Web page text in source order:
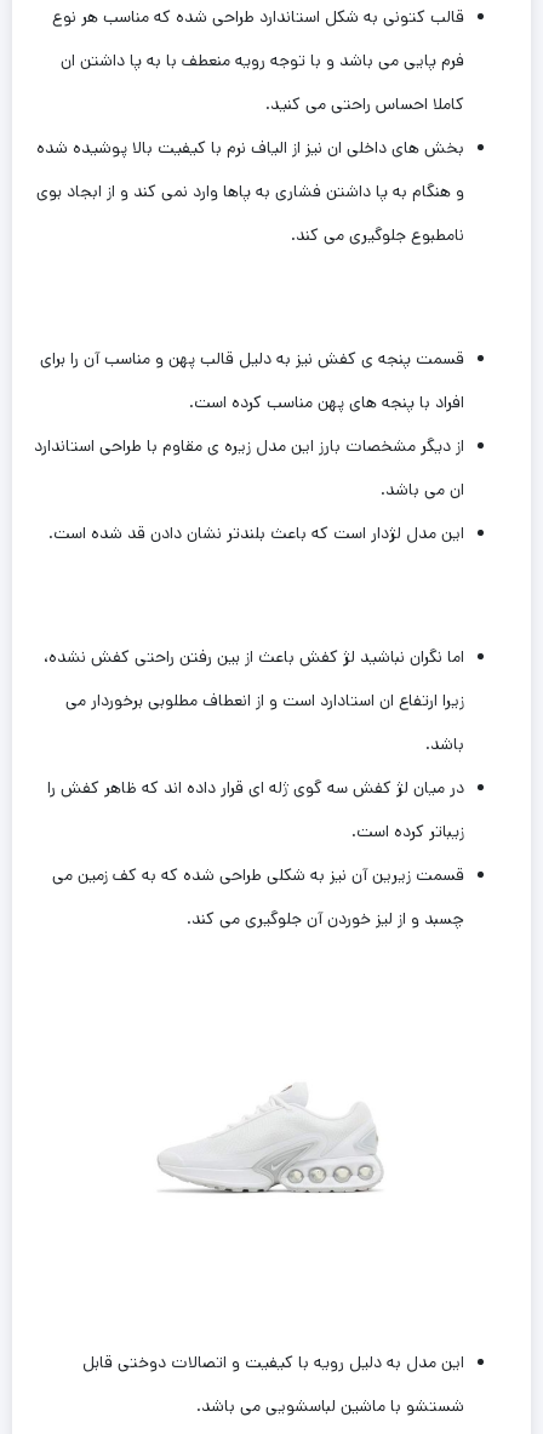
قالب کتونی به شکل استاندارد طراحی شده که مناسب هر نوع
فرم پایی می باشد و با توجه رویه منعطف با به پا داشتن ان
کاملا احساس راحتی می کنید.
بخش های داخلی ان نیز از الیاف نرم با کیفیت بالا پوشیده شده
و هنگام به پا داشتن فشاری به پاها وارد نمی کند و از ابجاد بوی
نامطبوع جلوگیری می کند.
قسمت پنجه ی کفش نیز به دلیل قالب پهن و مناسب آن را برای
افراد با پنجه های پهن ‌مناسب کرده است.
از دیگر مشخصات بارز این مدل زیره ی مقاوم با طراحی استاندارد
ان می باشد.
این مدل لژدار است که باعث بلندتر نشان دادن قد شده است.
اما نگران نباشید لژ کفش باعث از بین رفتن راحتی کفش نشده،
زیرا ارتفاع ان استادارد است و از انعطاف مطلوبی برخوردار می
باشد.
در میان لژ کفش سه گوی ژله ای قرار داده اند که ظاهر کفش را
زیباتر کرده است.
قسمت زیرین آن نیز به شکلی طراحی شده که به کف زمین ‌می
چسبد و از لیز خوردن آن‌ جلوگیری می کند.
این مدل به دلیل رویه با کیفیت و اتصالات دوختی قابل
شستشو با ماشین لباسشویی می باشد‌.